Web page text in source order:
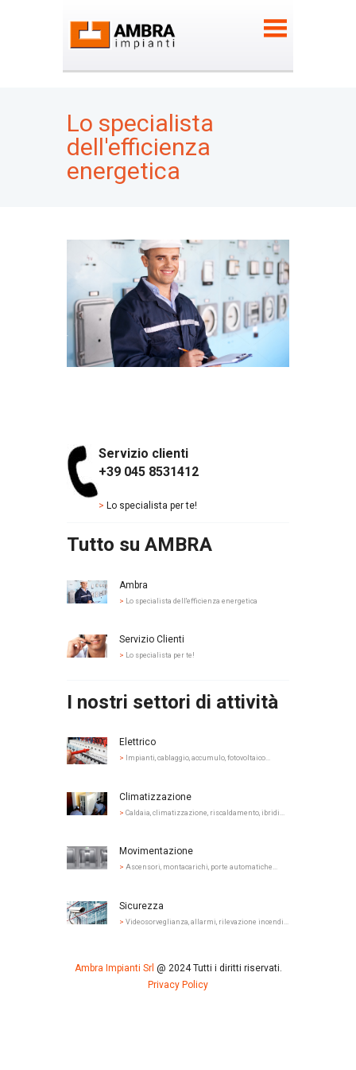
Lo specialista
dell'efficienza
energetica
Servizio clienti
+39 045 8531412
> Lo specialista per te!
Tutto su AMBRA
Ambra
> Lo specialista dell'efficienza energetica
Servizio Clienti
> Lo specialista per te!
I nostri settori di attività
Elettrico
> Impianti, cablaggio, accumulo, fotovoltaico...
Climatizzazione
> Caldaia, climatizzazione, riscaldamento, ibridi...
Movimentazione
> Ascensori, montacarichi, porte automatiche...
Sicurezza
> Videosorveglianza, allarmi, rilevazione incendi...
Ambra Impianti Srl @ 2024 Tutti i diritti riservati.
Privacy Policy